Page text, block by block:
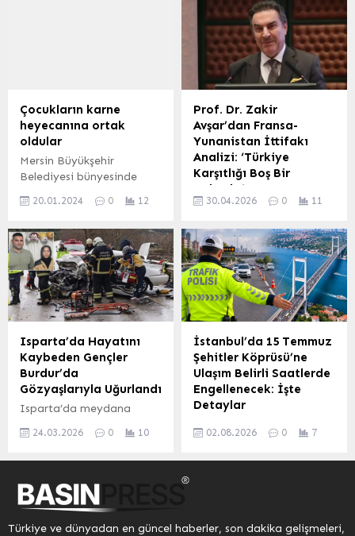
istikametine seyreden
Birol G. yönetimindeki
minibüsün, Güzelyalı
yapan Belma G.
idaresindeki SUV tipi
araçla çarpışmasıyla
Anı...
Dağları’nın yüksek
kesimlerinde başladı.
Yüksek rakımlı bölgelerde
bulunan Gündoğmuş
Eğrigöl’de, yöre halkı
tarafından yaz sezonunda
tüketilmek üzere kar
depolama çalışmaları
yürütülüyor. 19 Mayıs 2026
tarihinde kaydedilen
görüntülerde,Toroslar’ın
zirvesinde henüz erimemiş
kar kütlelerinin toplandığı
muhafaza...
Çocukların karne
heyecanına ortak
oldular
Mersin Büyükşehir
Belediyesi bünyesinde
Merkezleri’nde yarıyıl tatili
2024 eğitim öğretim
döneminin ilk yarısını
tamamlayan çocuklar,
karne almanın ve tatile
çıkmanın mutluluğunu
yaşadı. Mersin (İGFA) –
Kadın ve Aile Hizmetleri
Dairesi bünyesinde eğitim
veren Halkkent, Adile
Teyze, Münir Özkul,
Begonvil Çocuk Gelişim
Merkezleri ile Yaşar
Bayboğan...
20.01.2024 0 12
Prof. Dr. Zakir
Avşar’dan Fransa-
Yunanistan İttifakı
Analizi: ‘Türkiye
Karşıtlığı Boş Bir
Çabadır’
Akademisyen ve
Dr. Zakir Avşar, kaleme
aldığı köşe yazısında
Fransa’nın Yunanistan ve
Güney Kıbrıs Rum
Yönetimi ile geliştirdiği
yakınlaşmayı
derinlemesine analiz etti.
Avşar, bu ittifakın Türkiye
karşıtlığı üzerine kurulu
olduğunu ve gerçekçi bir
temele dayanmadığını
belirtti. Fransa’nın
Bölgesel Stratejisi ve
Fransa’nın Doğu
30.04.2026 0 11
Isparta’da Hayatını
Kaybeden Gençler
Burdur’da
Gözyaşlarıyla Uğurlandı
Isparta’da meydana
hayatını kaybeden 23
memleketleri Burdur’un
Ağlasun ilçesinde son
24.03.2026 0 10
İstanbul’da 15 Temmuz
Şehitler Köprüsü’ne
Ulaşım Belirli Saatlerde
Engellenecek: İşte
Detaylar
Düzenlemesi: 15 Temmuz
02.08.2026 0 7
Türkiye ve dünyadan en güncel haberler, son dakika gelişmeleri,